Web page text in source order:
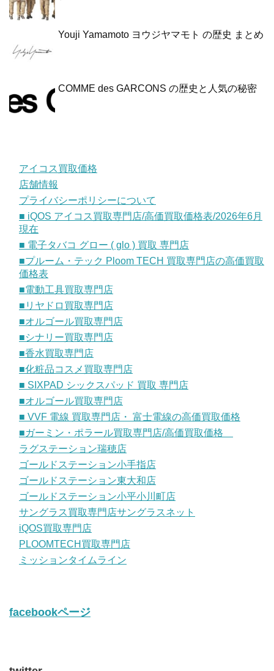
Youji Yamamoto ヨウジヤマモト の歴史 まとめ
COMME des GARCONS の歴史と人気の秘密
アイコス買取価格
店舗情報
プライバシーポリシーについて
■ iQOS アイコス買取専門店/高価買取価格表/2026年6月
現在
■ 電子タバコ グロー ( glo ) 買取 専門店
■プルーム・テック Ploom TECH 買取専門店の高価買取
価格表
■電動工具買取専門店
■リヤドロ買取専門店
■オルゴール買取専門店
■シナリー買取専門店
■香水買取専門店
■化粧品コスメ買取専門店
■ SIXPAD シックスパッド 買取 専門店
■オルゴール買取専門店
■ VVF 電線 買取専門店・ 富士電線の高価買取価格
■ガーミン・ポラール買取専門店/高価買取価格
ラグステーション瑞穂店
ゴールドステーション小手指店
ゴールドステーション東大和店
ゴールドステーション小平小川町店
サングラス買取専門店サングラスネット
iQOS買取専門店
PLOOMTECH買取専門店
ミッションタイムライン
facebookページ